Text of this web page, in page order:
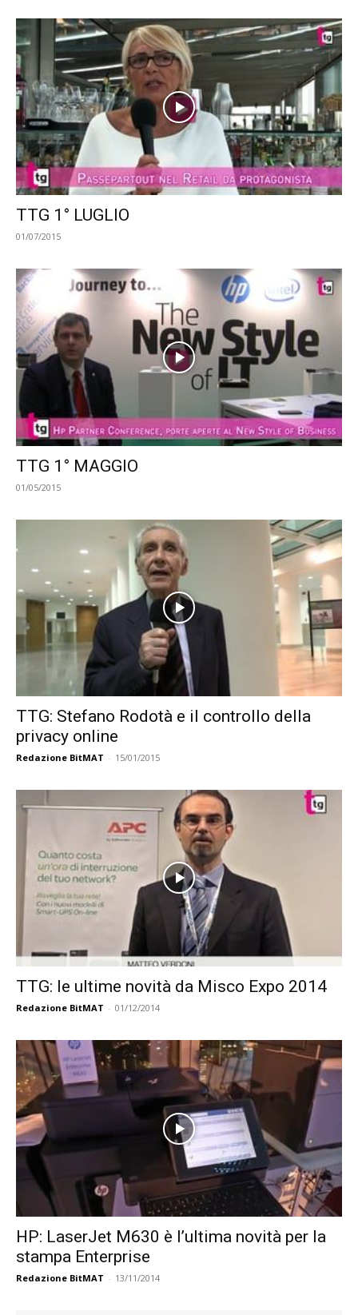
TTG 1° LUGLIO
01/07/2015
TTG 1° MAGGIO
01/05/2015
TTG: Stefano Rodotà e il controllo della
privacy online
Redazione BitMAT - 15/01/2015
TTG: le ultime novità da Misco Expo 2014
Redazione BitMAT - 01/12/2014
HP: LaserJet M630 è l’ultima novità per la
stampa Enterprise
Redazione BitMAT - 13/11/2014